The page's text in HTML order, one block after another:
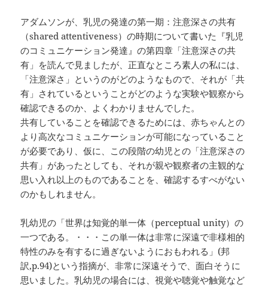
アダムソンが、乳児の発達の第一期：注意深さの共有
（shared attentiveness）の時期について書いた『乳児
のコミュニケーション発達』の第四章「注意深さの共
有」を読んで見ましたが、正直なところ素人の私には、
「注意深さ」というのがどのようなもので、それが「共
有」されているということがどのような実験や観察から
確認できるのか、よくわかりませんでした。
共有していることを確認できるためには、赤ちゃんとの
より高次なコミュニケーションが可能になっていること
が必要であり、仮に、この段階の幼児との「注意深さの
共有」があったとしても、それが親や観察者の主観的な
思い入れ以上のものであることを、確認するすべがない
のかもしれません。
乳幼児の「世界は知覚的単一体（perceptual unity）の
一つである。・・・この単一体は非常に深遠で非様相的
特性のみを有するに過ぎないようにおもわれる」(邦
訳,p.94)という指摘が、非常に深遠そうで、面白そうに
思いました。乳幼児の場合には、視覚や聴覚や触覚など